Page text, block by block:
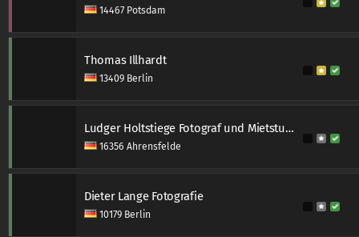
14467 Potsdam
Thomas Illhardt
13409 Berlin
Ludger Holtstiege Fotograf und Mietstudio
16356 Ahrensfelde
Dieter Lange Fotografie
10179 Berlin